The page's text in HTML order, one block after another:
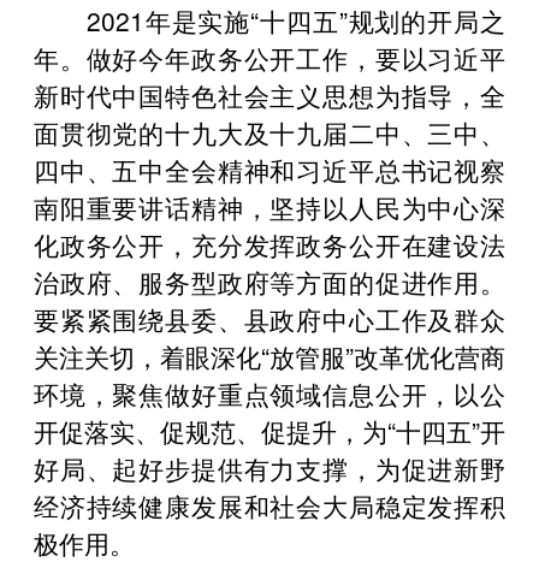
2021年是实施“十四五”规划的开局之
年。做好今年政务公开工作，要以习近平
新时代中国特色社会主义思想为指导，全
面贯彻党的十九大及十九届二中、三中、
四中、五中全会精神和习近平总书记视察
南阳重要讲话精神，坚持以人民为中心深
化政务公开，充分发挥政务公开在建设法
治政府、服务型政府等方面的促进作用。
要紧紧围绕县委、县政府中心工作及群众
关注关切，着眼深化“放管服”改革优化营商
环境，聚焦做好重点领域信息公开，以公
开促落实、促规范、促提升，为“十四五”开
好局、起好步提供有力支撑，为促进新野
经济持续健康发展和社会大局稳定发挥积
极作用。